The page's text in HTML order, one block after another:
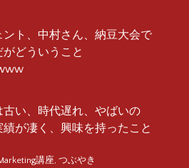
ト、中村さん、納豆大会で
どういうこと
い、時代遅れ、やばいの
が凄く、興味を持ったこと
講座, つぶやき